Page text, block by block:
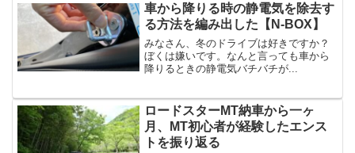
車から降りる時の静電気を除去す
る方法を編み出した【N-BOX】
みなさん、冬のドライブは好きですか？
ぼくは嫌いです。なんと言っても車から
降りるときの静電気バチバチが...
ロードスターMT納車から一ヶ
月、MT初心者が経験したエンス
トを振り返る